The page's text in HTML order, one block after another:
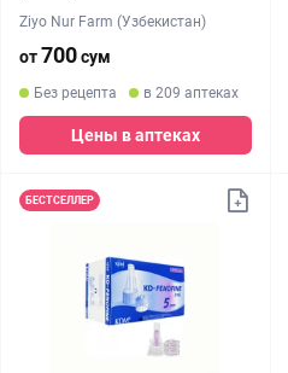
Ziyo Nur Farm (Узбекистан)
от700сум
Без рецепта в 209 аптеках
Цены в аптеках
БЕСТСЕЛЛЕР